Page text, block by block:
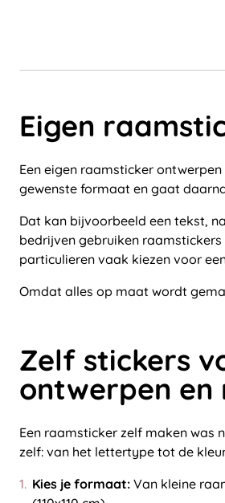
Eigen
Een eigen raamsticker
gewenste formaat en gaat
Dat kan bijvoorbeeld een tekst,
bedrijven gebruiken
particulieren vaak kiezen voor
Omdat alles op maat wordt
Zelf stickers
ontwerpen en
Een raamsticker zelf maken was
zelf: van het lettertype tot de
Kies je formaat: Van kleine